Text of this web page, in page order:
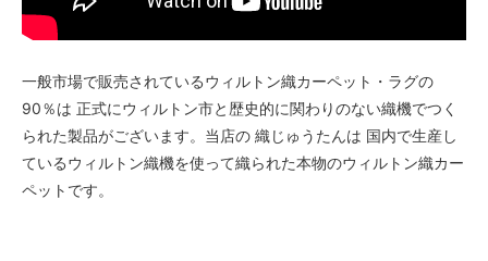
一般市場で販売されているウィルトン織カーペット・ラグの
90％は 正式にウィルトン市と歴史的に関わりのない織機でつく
られた製品がございます。当店の 織じゅうたんは 国内で生産し
ているウィルトン織機を使って織られた本物のウィルトン織カー
ペットです。